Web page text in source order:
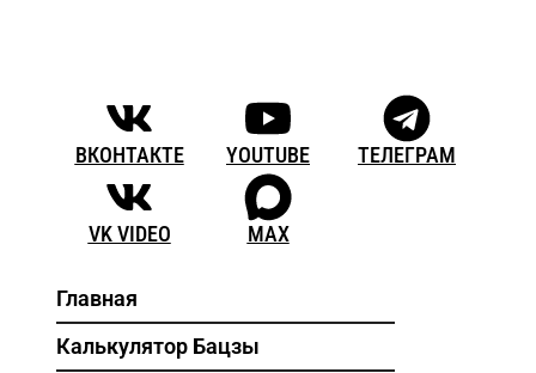
ВКОНТАКТЕ YOUTUBE ТЕЛЕГРАМ
VK VIDEO MAX
Главная
Калькулятор Бацзы